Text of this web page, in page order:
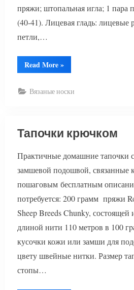
пряжи; штопальная игла; 1 пара
(40-41). Лицевая гладь: лицевые
петли,…
Read More“Носки
тапочки”
»
Вязаные носки
Тапочки крючком
Практичные домашние тапочки
замшевой подошвой, связанные
пошаговым бесплатным
потребуется: 200 грамм пряжи
Sheep Breeds Chunky, состоящей
длиной нити 110 метров в 100
кусочки кожи или замши для
цвету швейные нитки. Размер
стопы…